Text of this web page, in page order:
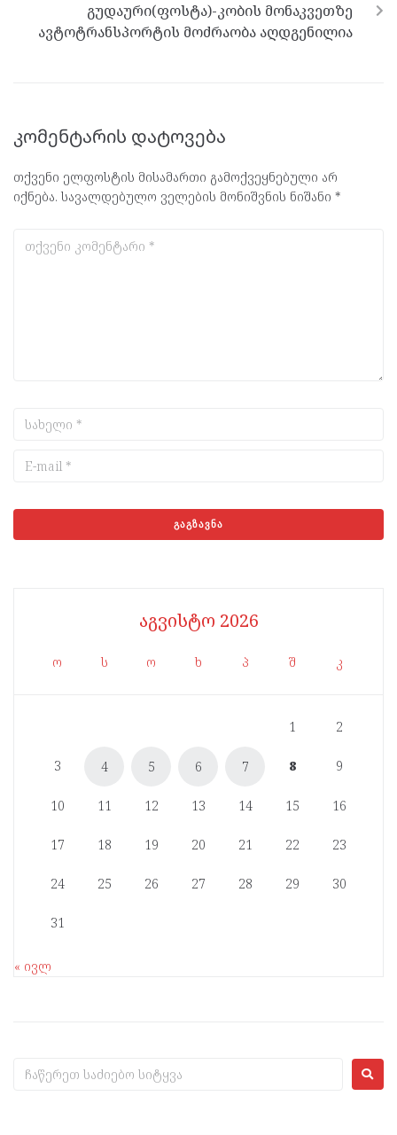
გუდაური(ფოსტა)-კობის მონაკვეთზე
ავტოტრანსპორტის მოძრაობა აღდგენილია
კომენტარის დატოვება
თქვენი ელფოსტის მისამართი გამოქვეყნებული არ
იქნება. სავალდებულო ველების მონიშვნის ნიშანი *
აგვისტო 2026
ო ს ო ხ პ შ კ
1 2
3 4 5 6 7 8 9
10 11 12 13 14 15 16
17 18 19 20 21 22 23
24 25 26 27 28 29 30
31
« ივლ